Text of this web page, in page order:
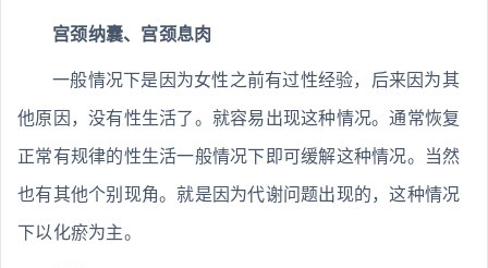
宫颈纳囊、宫颈息肉
一般情况下是因为女性之前有过性经验，后来因为其
他原因，没有性生活了。就容易出现这种情况。通常恢复
正常有规律的性生活一般情况下即可缓解这种情况。当然
也有其他个别现角。就是因为代谢问题出现的，这种情况
下以化瘀为主。